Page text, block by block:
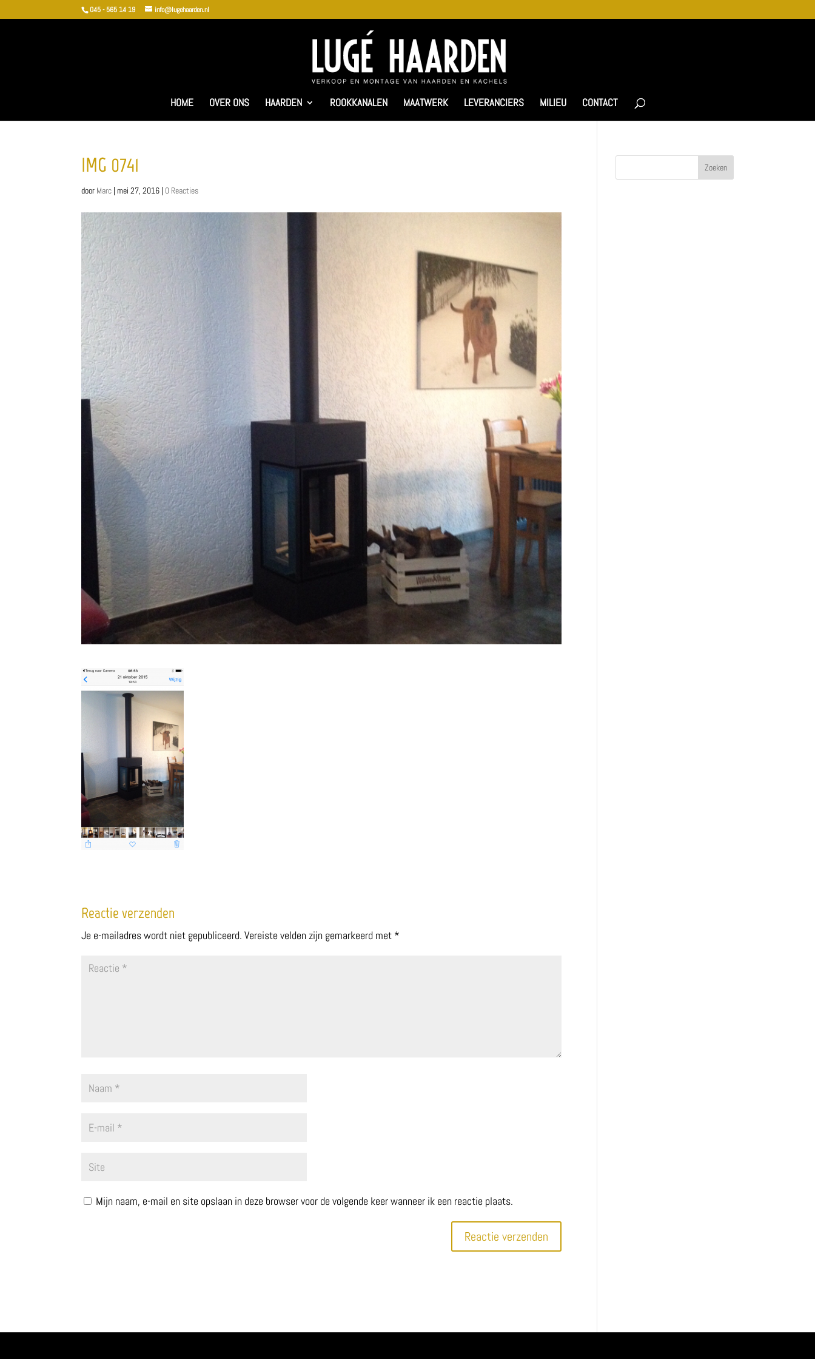
045 - 565 14 19 info@lugehaarden.nl
HOME OVER ONS HAARDEN ROOKKANALEN MAATWERK LEVERANCIERS MILIEU CONTACT
IMG_0741
door Marc |mei 27, 2016 | 0 Reacties
Reactie verzenden
Je e-mailadres wordt niet gepubliceerd. Vereiste velden zijn gemarkeerd met *
Mijn naam, e-mail en site opslaan in deze browser voor de volgende keer wanneer ik een reactie plaats.